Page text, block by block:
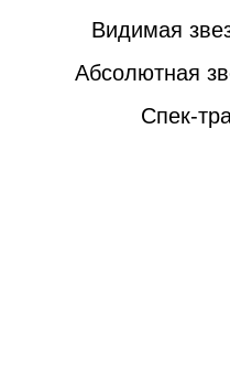
Видимая
Абсолютная
Спек-